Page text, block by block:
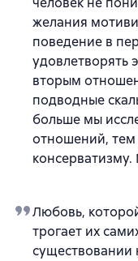
желания
поведение в
удовлетворять
вторым
подводные
больше мы
отношений, тем
Любовь,
трогает их
существовании